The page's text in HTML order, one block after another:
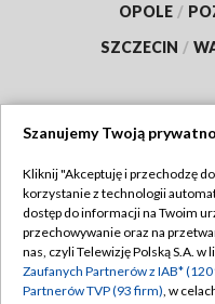
OPOLE /
SZCZECIN /
Abonament TVP
Emisja w TVP
Szanujemy Twoją
Kliknij "Akceptuję i przechodzę
korzystanie z technologii
dostęp do informacji na Twoim
przechowywanie oraz na
nas, czyli Telewizję Polską S.A. w
Zaufanych Partnerów z IAB*
Partnerów TVP (93 firm), w